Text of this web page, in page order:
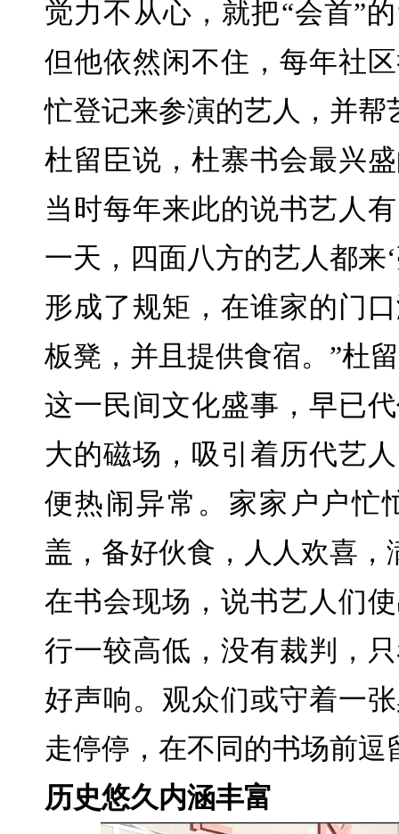
觉力不从心，就把“会首”
但他依然闲不住，每年社
忙登记来参演的艺人，并帮
杜留臣说，杜寨书会最兴
当时每年来此的说书艺人
一天，四面八方的艺人都来
形成了规矩，在谁家的门
板凳，并且提供食宿。”杜
这一民间文化盛事，早已
大的磁场，吸引着历代艺
便热闹异常。家家户户忙
盖，备好伙食，人人欢喜，
在书会现场，说书艺人们
行一较高低，没有裁判，
好声响。观众们或守着一
走停停，在不同的书场前
历史悠久内涵丰富